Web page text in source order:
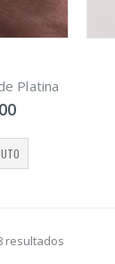
Platina
resultados